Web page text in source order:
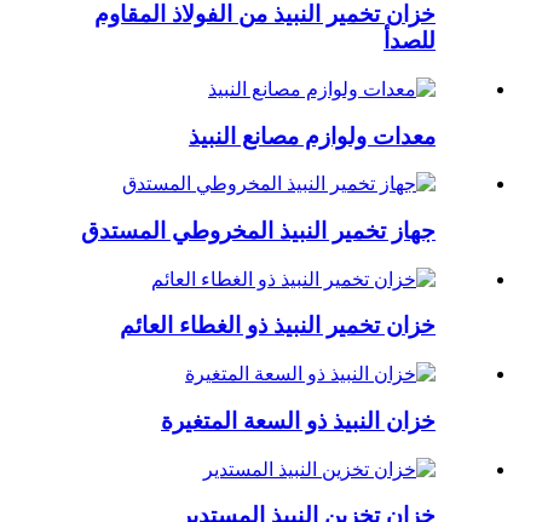
خزان تخمير النبيذ من الفولاذ المقاوم
للصدأ
معدات ولوازم مصانع النبيذ
جهاز تخمير النبيذ المخروطي المستدق
خزان تخمير النبيذ ذو الغطاء العائم
خزان النبيذ ذو السعة المتغيرة
خزان تخزين النبيذ المستدير